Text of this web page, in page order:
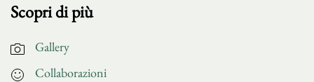
Scopri di più
Gallery
Collaborazioni